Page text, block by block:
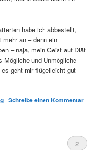
habe ich abbestellt,
an – denn ein
– naja, mein Geist auf Diät
Mögliche und Unmögliche
geht mir flügelleicht gut
|Schreibe einen Kommentar
2